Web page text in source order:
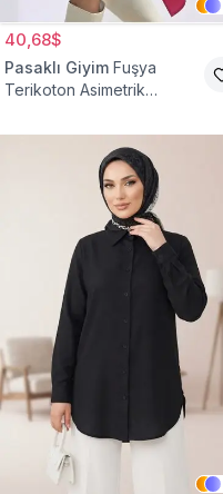
40,68$
Pasaklı Giyim Fuşya
Terikoton Asimetrik